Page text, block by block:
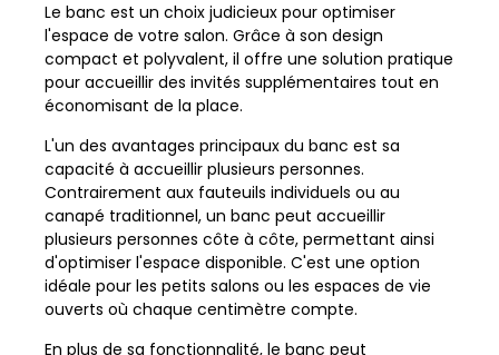
Le banc est un choix judicieux pour optimiser
l'espace de votre salon. Grâce à son design
compact et polyvalent, il offre une solution pratique
pour accueillir des invités supplémentaires tout en
économisant de la place.
L'un des avantages principaux du banc est sa
capacité à accueillir plusieurs personnes.
Contrairement aux fauteuils individuels ou au
canapé traditionnel, un banc peut accueillir
plusieurs personnes côte à côte, permettant ainsi
d'optimiser l'espace disponible. C'est une option
idéale pour les petits salons ou les espaces de vie
ouverts où chaque centimètre compte.
En plus de sa fonctionnalité, le banc peut